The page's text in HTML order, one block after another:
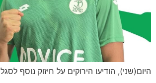
היום(שני), הודיעו הירוקים על חיזוק נוסף לסגל